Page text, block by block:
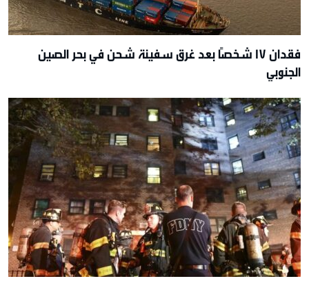
فقدان 17 شخصًا بعد غرق سفينة شحن في بحر الصين
الجنوبي